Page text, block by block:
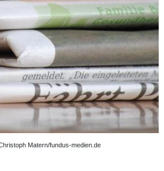
Matern/fundus-medien.de